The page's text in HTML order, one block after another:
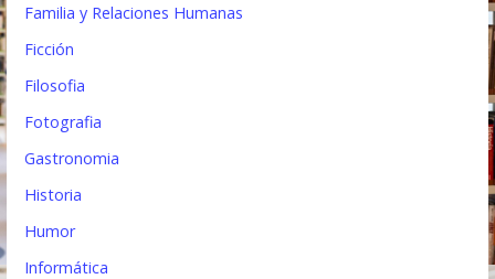
Familia y Relaciones Humanas
Ficción
Filosofia
Fotografia
Gastronomia
Historia
Humor
Informática